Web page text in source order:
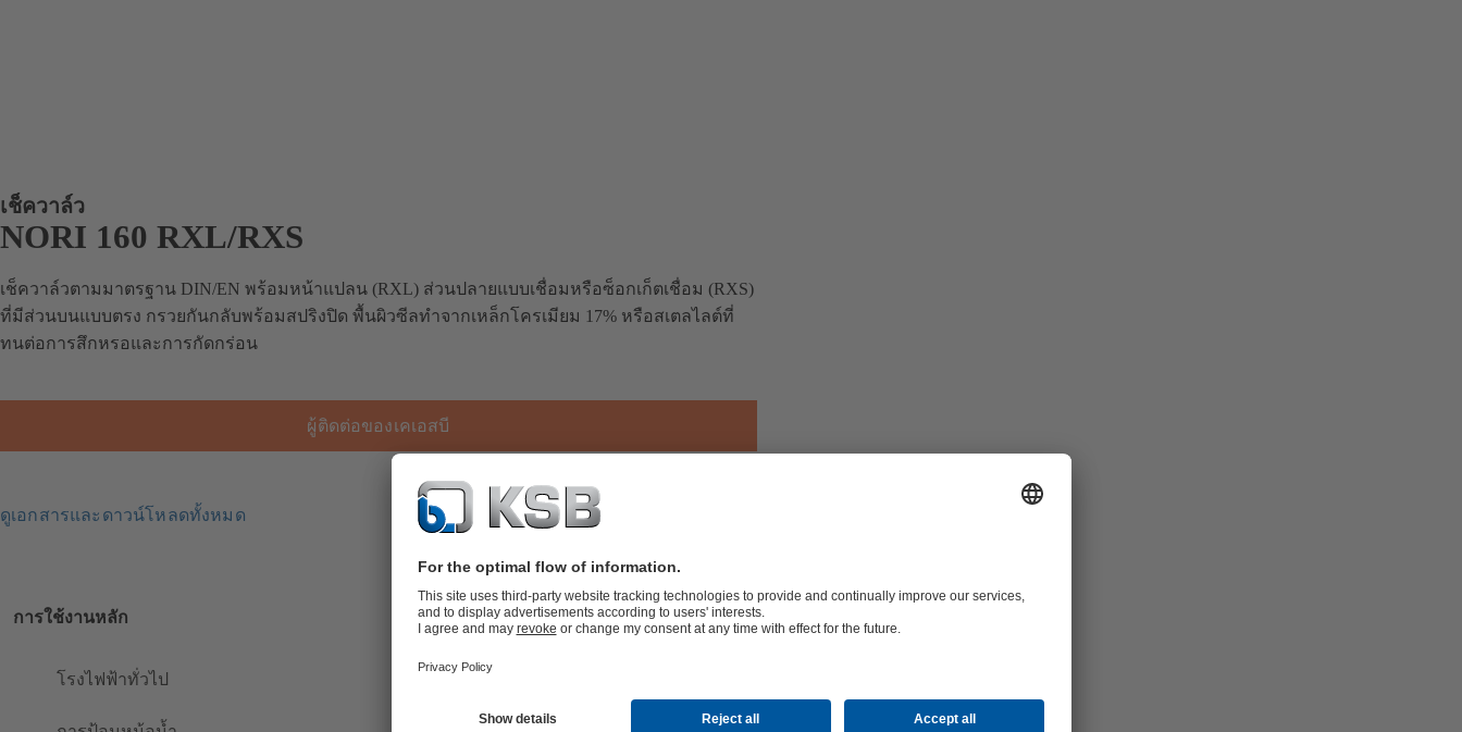
เช็ควาล์ว
NORI 160 RXL/RXS
เช็ควาล์วตามมาตรฐาน DIN/EN พร้อมหน้าแปลน (RXL) ส่วนปลายแบบเชื่อมหรือซ็อกเก็ตเชื่อม (RXS)
ที่มีส่วนบนแบบตรง กรวยกันกลับพร้อมสปริงปิด พื้นผิวซีลทำจากเหล็กโครเมียม 17% หรือสเตลไลต์ที่
ทนต่อการสึกหรอและการกัดกร่อน
ผู้ติดต่อของเคเอสบี
ดูเอกสารและดาวน์โหลดทั้งหมด
การใช้งานหลัก
โรงไฟฟ้าทั่วไป